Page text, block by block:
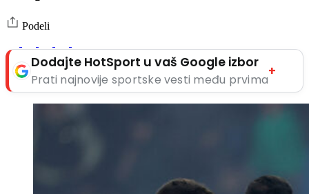
Podeli
Dodajte HotSport u vaš Google izbor
Prati najnovije sportske vesti među prvima
+